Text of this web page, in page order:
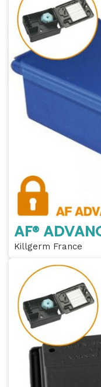
AF®
Killgerm France